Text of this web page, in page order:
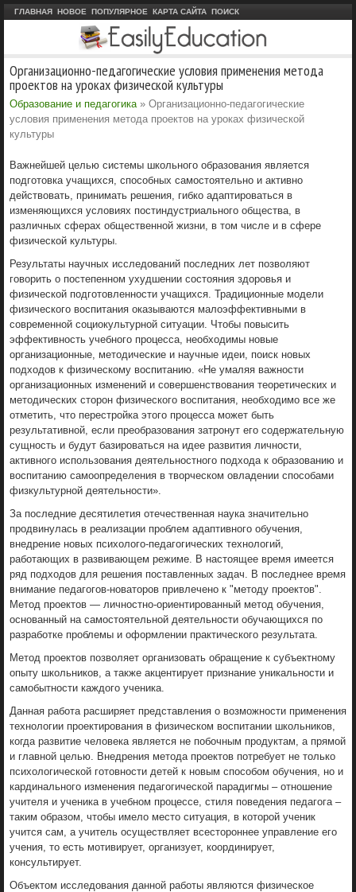
ГЛАВНАЯ НОВОЕ ПОПУЛЯРНОЕ КАРТА САЙТА ПОИСК
Организационно-педагогические условия применения метода
проектов на уроках физической культуры
Образование и педагогика » Организационно-педагогические
условия применения метода проектов на уроках физической
культуры
Важнейшей целью системы школьного образования является
подготовка учащихся, способных самостоятельно и активно
действовать, принимать решения, гибко адаптироваться в
изменяющихся условиях постиндустриального общества, в
различных сферах общественной жизни, в том числе и в сфере
физической культуры.
Результаты научных исследований последних лет позволяют
говорить о постепенном ухудшении состояния здоровья и
физической подготовленности учащихся. Традиционные модели
физического воспитания оказываются малоэффективными в
современной социокультурной ситуации. Чтобы повысить
эффективность учебного процесса, необходимы новые
организационные, методические и научные идеи, поиск новых
подходов к физическому воспитанию. «Не умаляя важности
организационных изменений и совершенствования теоретических и
методических сторон физического воспитания, необходимо все же
отметить, что перестройка этого процесса может быть
результативной, если преобразования затронут его содержательную
сущность и будут базироваться на идее развития личности,
активного использования деятельностного подхода к образованию и
воспитанию самоопределения в творческом овладении способами
физкультурной деятельности».
За последние десятилетия отечественная наука значительно
продвинулась в реализации проблем адаптивного обучения,
внедрение новых психолого-педагогических технологий,
работающих в развивающем режиме. В настоящее время имеется
ряд подходов для решения поставленных задач. В последнее время
внимание педагогов-новаторов привлечено к "методу проектов".
Метод проектов — личностно-ориентированный метод обучения,
основанный на самостоятельной деятельности обучающихся по
разработке проблемы и оформлении практического результата.
Метод проектов позволяет организовать обращение к субъектному
опыту школьников, а также акцентирует признание уникальности и
самобытности каждого ученика.
Данная работа расширяет представления о возможности применения
технологии проектирования в физическом воспитании школьников,
когда развитие человека является не побочным продуктам, а прямой
и главной целью. Внедрения метода проектов потребует не только
психологической готовности детей к новым способом обучения, но и
кардинального изменения педагогической парадигмы – отношение
учителя и ученика в учебном процессе, стиля поведения педагога –
таким образом, чтобы имело место ситуация, в которой ученик
учится сам, а учитель осуществляет всестороннее управление его
учения, то есть мотивирует, организует, координирует,
консультирует.
Объектом исследования данной работы являются физическое